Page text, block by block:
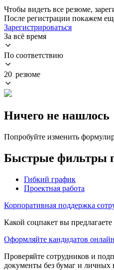
Чтобы видеть все резюме,
После регистрации покажем
Зарегистрироваться
За всё время
По соответствию
20 резюме
Ничего не нашлось
Попробуйте изменить
Быстрые фильтры
Гибкий график
Проектная работа
Корпоративная поддержка
Какой соцпакет вы
Оформляйте кандидатов онлайн
Проверяйте сотрудников и
документы без бумаг и личных